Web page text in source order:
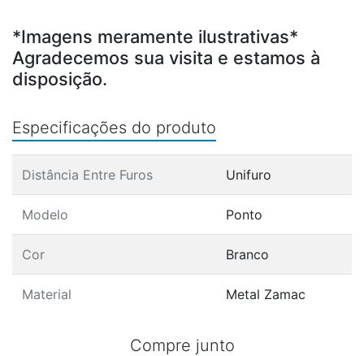
*Imagens meramente ilustrativas*
Agradecemos sua visita e estamos à
disposição.
Especificações do produto
Distância Entre Furos Unifuro
Modelo Ponto
Cor Branco
Material Metal Zamac
Compre junto